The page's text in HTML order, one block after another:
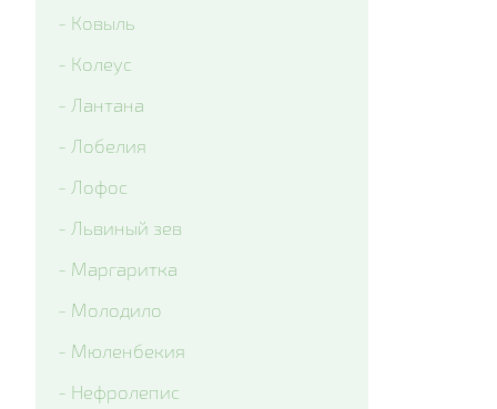
- Ковыль
- Колеус
- Лантана
- Лобелия
- Лофос
- Львиный зев
- Маргаритка
- Молодило
- Мюленбекия
- Нефролепис